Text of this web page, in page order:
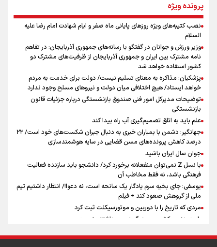
جمله‌ای که بغض چهارماهه را شکست؛ «آهای مردم، آقا از
تهران رفتند»
سه حسرتی که به دلم ماند
اینفو برنا / توصیه‌هایی طلایی برای پیاده روی اربعین
اینفو برنا / جدول کامل فاصله مرز شلمچه تا شهرهای زیارتی
عراق
پرونده ویژه
نصب کتیبه‌های ویژه روزهای پایانی ماه صفر و ایام شهادت امام رضا علیه
السلام
وزیر ورزش و جوانان در گفتگو با رسانه‌های جمهوری آذربایجان: در تفاهم
نامه مشترک بین ایران و جمهوری آذربایجان از ظرفیت‌های مشترک دو
کشور استفاده خواهد شد
پزشکیان: مذاکره به معنای تسلیم نیست/ دولت برای خدمت به مردم
خواهد ایستاد/ هیچ اختلافی میان دولت و نیروهای مسلح وجود ندارد
توضیحات مدیرکل امور فنی صندوق بازنشستگی درباره جزئیات قانون
بازنشستگی
علم باید به اتاق تصمیم‌گیری آب راه پیدا کند
جهانگیر: دشمن با بمباران خبری به دنبال جبران شکست‌های خود است/ ۲۲
درصد کاهش پرونده‌های مسن قضایی در سایه هوشمندسازی
جوان سال ایران باشید
با نسل Z نمی‌توان منفعلانه برخورد کرد/ دانشجو باید سازنده فعالیت
فرهنگی باشد، نه فقط مخاطب آن
یوسفی: جای بخیه سرم یادگار یک سانحه است، نه دعوا!/ انتظار داشتیم تیم
ملی از گروهش صعود کند + فیلم
مردی که تاریخ را با دوربین و موتورسیکلت ثبت کرد
رابرت دنیرو: کشور من دیگر دوست‌داشتنی نیست
انتظار حضور تیم‌های بزرگ مثل استقلال در لیگ هستیم